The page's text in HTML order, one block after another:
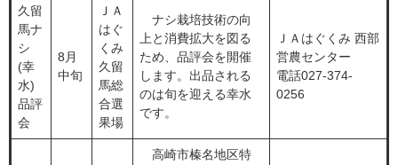
久留
馬ナ
シ
(幸
水)
品評
会
8月
中旬
ＪＡ
はぐ
くみ
久留
馬総
合選
果場
ナシ栽培技術の向
上と消費拡大を図る
ため、品評会を開催
します。出品される
のは旬を迎える幸水
です。
ＪＡはぐくみ 西部
営農センター
電話027-374-
0256
高崎市榛名地区特